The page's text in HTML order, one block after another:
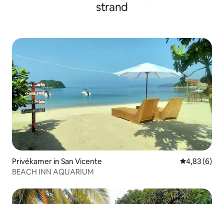
strand
Privékamer in San Vicente Gemiddelde
4,83 (6)
BEACH INN AQUARIUM